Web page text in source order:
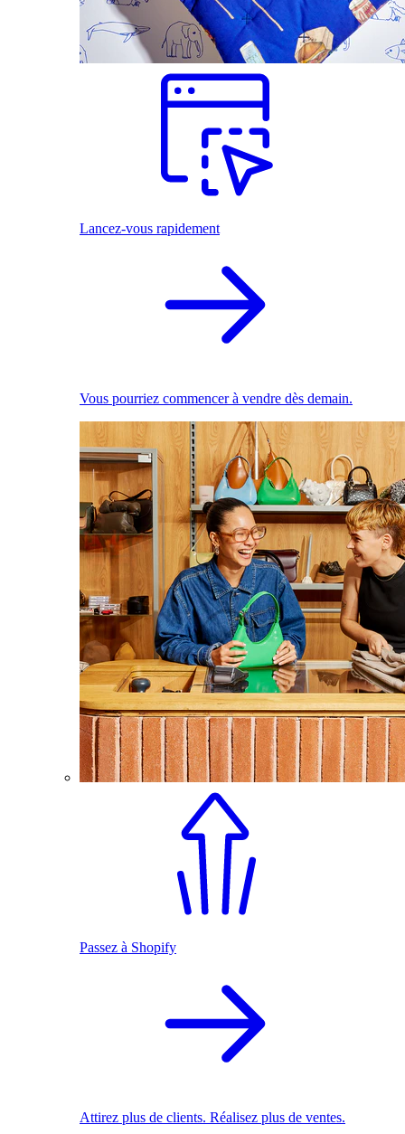
Lancez-vous rapidement
Vous pourriez commencer à vendre dès demain.
Passez à Shopify
Attirez plus de clients. Réalisez plus de ventes.